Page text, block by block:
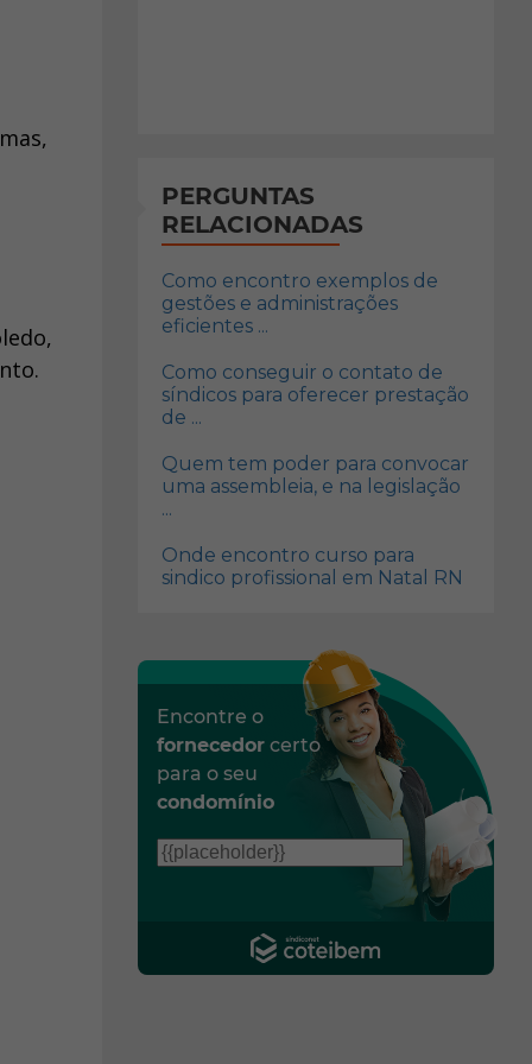
PERGUNTAS
RELACIONADAS
Como encontro exemplos de
gestões e administrações
eficientes ...
Como conseguir o contato de
síndicos para oferecer prestação
de ...
Quem tem poder para convocar
uma assembleia, e na legislação
...
Onde encontro curso para
sindico profissional em Natal RN
Encontre o
fornecedor certo
para o seu
condomínio